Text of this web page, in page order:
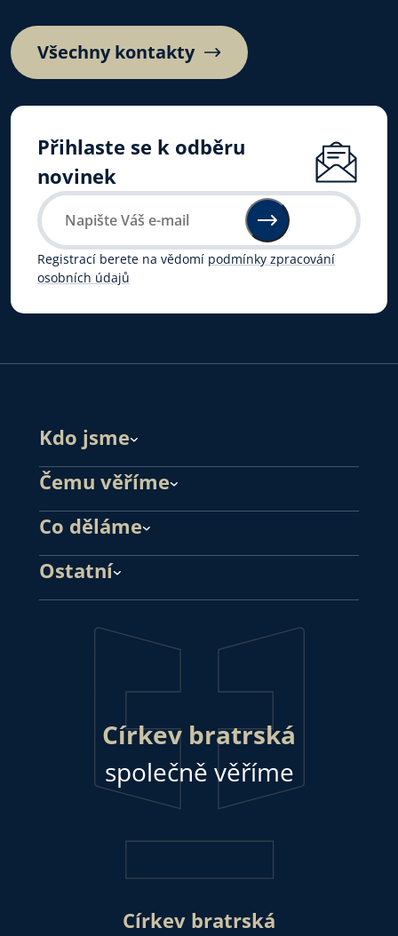
Všechny kontakty
Přihlaste se k odběru
novinek
Registrací berete na vědomí podmínky zpracování
osobních údajů
Kdo jsme
Čemu věříme
Co děláme
Ostatní
Církev bratrská
společně věříme
Církev bratrská